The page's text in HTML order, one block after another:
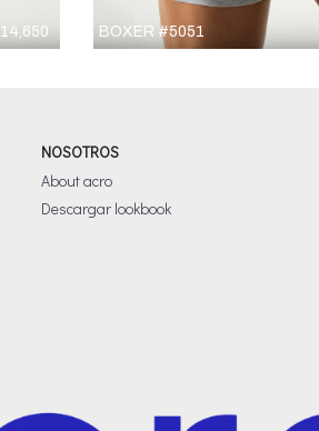
14,650 BOXER #5051
NOSOTROS
About acro
Descargar lookbook